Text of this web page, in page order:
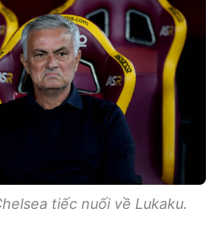
tiếc nuối về Lukaku.